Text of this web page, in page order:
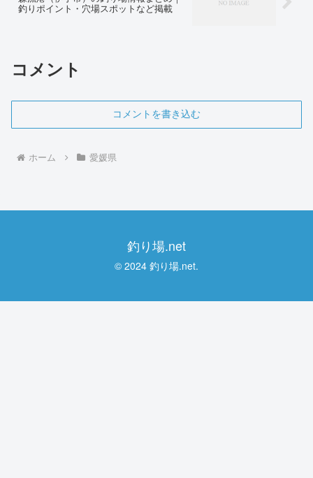
釣りポイント・穴場スポットなど掲載
コメント
コメントを書き込む
ホーム 愛媛県
釣り場.net
© 2024 釣り場.net.